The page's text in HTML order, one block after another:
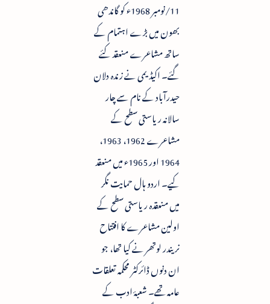
11/نومبر 1968ء کو گاندھی
بھون میں بڑے اہتمام کے
ساتھ مشاعرے منعقد کئے
گئے۔ اکیڈیمی نے زندہ دلان
حیدرآباد کے نام سے چار
سالانہ ریاستی سطح کے
مشاعرے 1962، 1963،
1964 اور 1965ء میں منعقد
کیے۔ اردو ہال حمایت نگر
میں منعقدہ ریاستی سطح کے
اولین مشاعرے کا افتتاح
نریندر لوتھر نے کیا تھا، جو
ان دنوں ڈائرکٹر محکمہ تعلقات
عامہ تھے۔ شعبۂ ادب کے